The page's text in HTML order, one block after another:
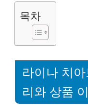
목차
라이나 치
리와 상품